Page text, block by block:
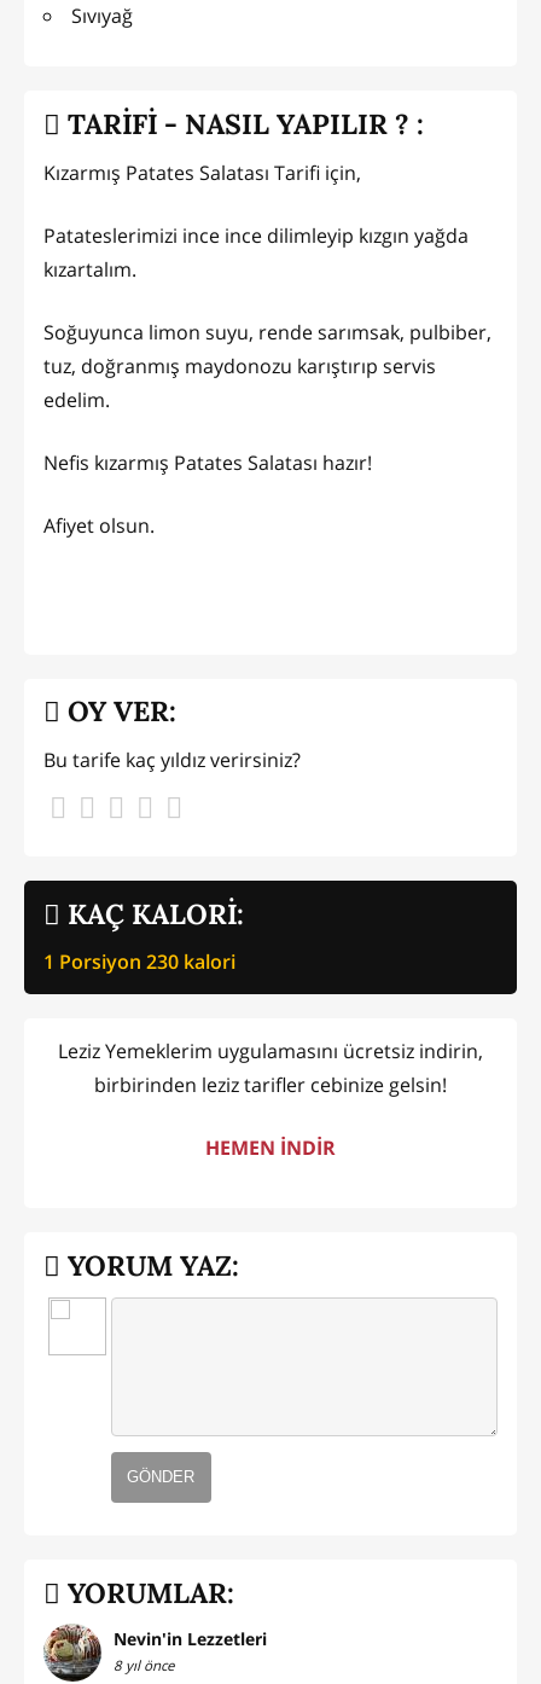
Sıvıyağ
TARİFİ - NASIL YAPILIR ? :
Kızarmış Patates Salatası Tarifi için,
Patateslerimizi ince ince dilimleyip kızgın yağda
kızartalım.
Soğuyunca limon suyu, rende sarımsak, pulbiber,
tuz, doğranmış maydonozu karıştırıp servis
edelim.
Nefis kızarmış Patates Salatası hazır!
Afiyet olsun.
KAÇ KALORİ:
1 Porsiyon 230 kalori
OY VER:
Bu tarife kaç yıldız verirsiniz?
Leziz Yemeklerim uygulamasını ücretsiz indirin,
birbirinden leziz tarifler cebinize gelsin!
HEMEN İNDİR
YORUM YAZ:
GÖNDER
YORUMLAR:
Nevin'in Lezzetleri
8 yıl önce